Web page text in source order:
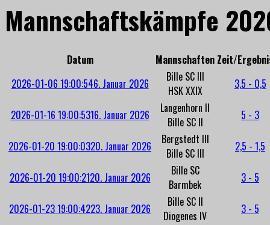
Mannschaftskämpfe
Datum Mannschaften Zeit/
2026-01-06 19:00:546. Januar 2026
Bille SC III
HSK XXIX
3,5 - 0,5
2026-01-16 19:00:5316. Januar 2026
Langenhorn II
Bille SC II
5 - 3
2026-01-20 19:00:0320. Januar 2026
Bergstedt III
Bille SC III
2,5 - 1,5
2026-01-20 19:00:2120. Januar 2026
Bille SC
Barmbek
3 - 5
2026-01-23 19:00:4223. Januar 2026
Bille SC II
Diogenes IV
3 - 5